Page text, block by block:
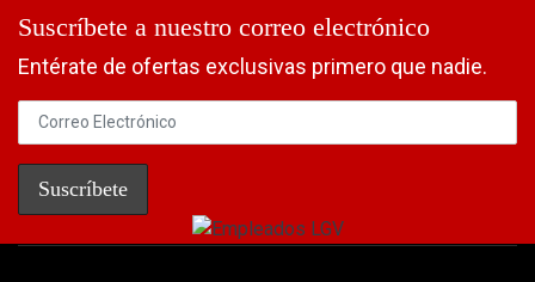
Suscríbete a nuestro correo electrónico
Entérate de ofertas exclusivas primero que nadie.